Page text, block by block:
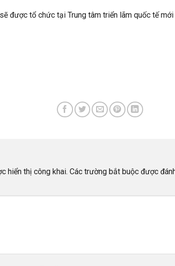
sẽ được tổ chức tại Trung tâm triển lãm quốc tế
hiển thị công khai. Các trường bắt buộc được